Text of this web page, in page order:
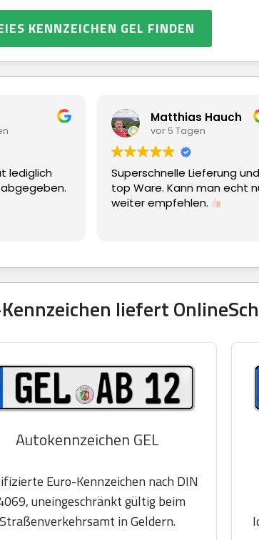
KENNZEICHEN GEL FINDEN
lediglich
Matthias Hauch
vor 5 Tagen
Superschnelle Lieferung und
top Ware. Kann man echt
weiter empfehlen.
liefert
Autokennzeichen GEL
Euro-Kennzeichen nach DIN
uneingeschränkt gültig beim
Straßenverkehrsamt in Geldern.